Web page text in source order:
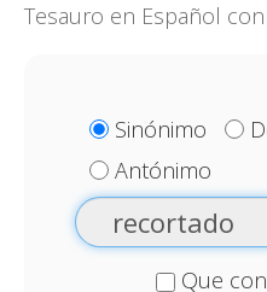
Tesauro en Español
Sinónimo
Antónimo
Que